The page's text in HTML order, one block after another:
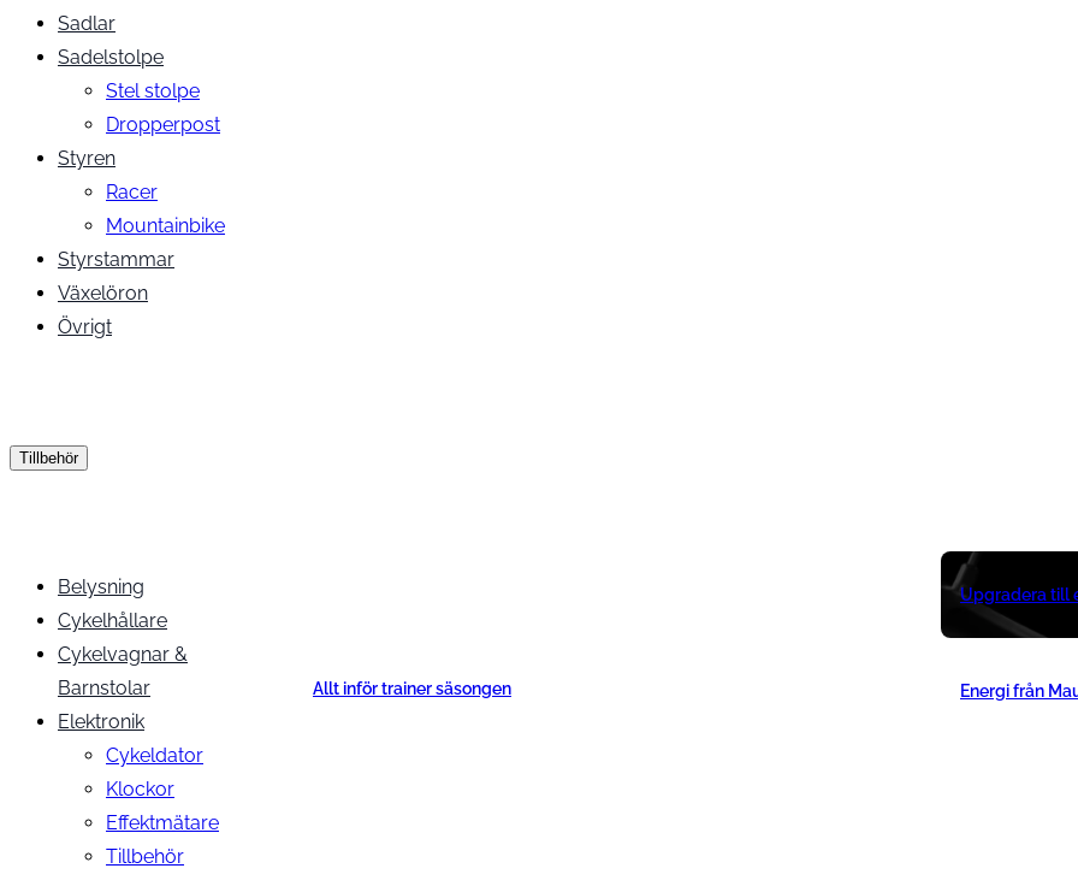
Sadlar
Sadelstolpe
Stel stolpe
Dropperpost
Styren
Racer
Mountainbike
Styrstammar
Växelöron
Övrigt
Tillbehör
Belysning
Cykelhållare
Cykelvagnar &
Barnstolar
Elektronik
Cykeldator
Klockor
Effektmätare
Tillbehör
Allt inför trainer säsongen
Upgradera till
Energi från